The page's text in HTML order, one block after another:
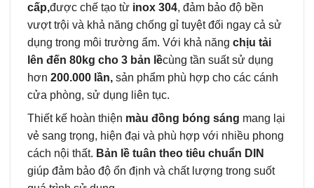
cấp,được chế tạo từ inox 304, đảm bảo độ bền
vượt trội và khả năng chống gỉ tuyệt đối ngay cả sử
dụng trong môi trường ẩm. Với khả năng chịu tải
lên đến 80kg cho 3 bản lềcùng tần suất sử dụng
hơn 200.000 lần, sản phẩm phù hợp cho các cánh
cửa phòng, sử dụng liên tục.
Thiết kế hoàn thiện màu đồng bóng sáng mang lại
vẻ sang trọng, hiện đại và phù hợp với nhiều phong
cách nội thất. Bản lề tuân theo tiêu chuẩn DIN
giúp đảm bảo độ ổn định và chất lượng trong suốt